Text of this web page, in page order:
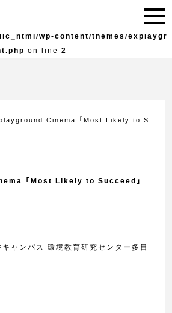
/home/explayground/e
wp-content/themes/explaygr
on line 2
Cinema 「Most Likely to S
「Most Likely to Succeed」
ャンパス 環境教育研究センター多目